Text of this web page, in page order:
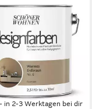
WOHNEN FARBE
Deckenfarbe
Erdbraun Nr. 6,
spritzgehemmt,
l)
in 2-3 Werktagen bei dir